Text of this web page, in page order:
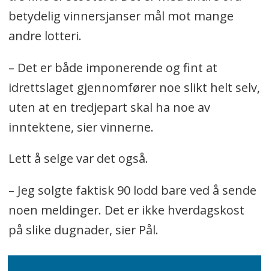
betydelig vinnersjanser mål mot mange
andre lotteri.
– Det er både imponerende og fint at
idrettslaget gjennomfører noe slikt helt selv,
uten at en tredjepart skal ha noe av
inntektene, sier vinnerne.
Lett å selge var det også.
– Jeg solgte faktisk 90 lodd bare ved å sende
noen meldinger. Det er ikke hverdagskost
på slike dugnader, sier Pål.